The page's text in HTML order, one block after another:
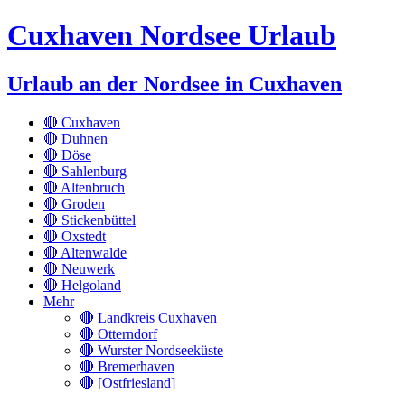
Cuxhaven Nordsee Urlaub
Urlaub an der Nordsee in Cuxhaven
🔴 Cuxhaven
🔴 Duhnen
🔴 Döse
🔴 Sahlenburg
🔴 Altenbruch
🔴 Groden
🔴 Stickenbüttel
🔴 Oxstedt
🔴 Altenwalde
🔴 Neuwerk
🔴 Helgoland
Mehr
🔴 Landkreis Cuxhaven
🔴 Otterndorf
🔴 Wurster Nordseeküste
🔴 Bremerhaven
🔴 [Ostfriesland]